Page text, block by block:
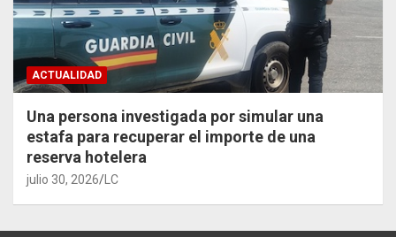
ACTUALIDAD
Una persona investigada por simular una
estafa para recuperar el importe de una
reserva hotelera
julio 30, 2026 LC